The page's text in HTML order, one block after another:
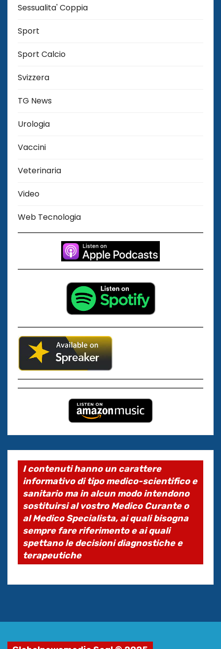
Sessualita' Coppia
Sport
Sport Calcio
Svizzera
TG News
Urologia
Vaccini
Veterinaria
Video
Web Tecnologia
I contenuti hanno un carattere
informativo di tipo medico-scientifico e
sanitario ma in alcun modo intendono
sostituirsi al vostro Medico Curante o
al Medico Specialista, ai quali bisogna
sempre fare riferimento e ai quali
spettano le decisioni diagnostiche e
terapeutiche